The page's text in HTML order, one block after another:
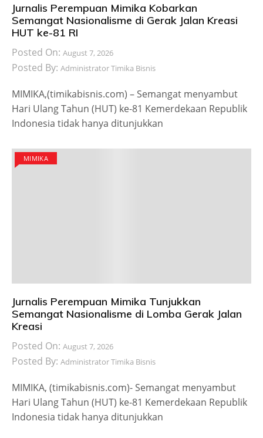
Jurnalis Perempuan Mimika Kobarkan
Semangat Nasionalisme di Gerak Jalan Kreasi
HUT ke-81 RI
Posted On: August 7, 2026
Posted By: Administrator Timika Bisnis
MIMIKA,(timikabisnis.com) – Semangat menyambut
Hari Ulang Tahun (HUT) ke-81 Kemerdekaan Republik
Indonesia tidak hanya ditunjukkan
MIMIKA
Jurnalis Perempuan Mimika Tunjukkan
Semangat Nasionalisme di Lomba Gerak Jalan
Kreasi
Posted On: August 7, 2026
Posted By: Administrator Timika Bisnis
MIMIKA, (timikabisnis.com)- Semangat menyambut
Hari Ulang Tahun (HUT) ke-81 Kemerdekaan Republik
Indonesia tidak hanya ditunjukkan